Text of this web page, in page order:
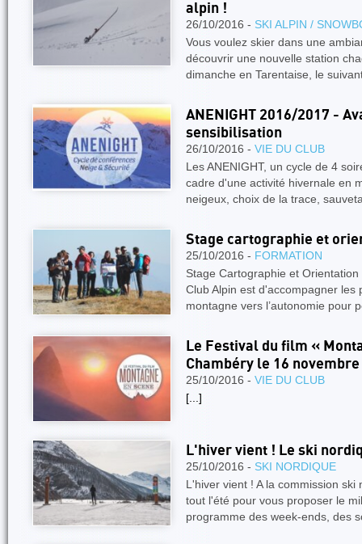
alpin !
26/10/2016 - SKI ALPIN /
Vous voulez skier dans une
découvrir une nouvelle station
dimanche en Tarentaise, le
ANENIGHT 2016/2017 -
sensibilisation
26/10/2016 - VIE DU CLUB
Les ANENIGHT, un cycle de 4
cadre d'une activité hivernale en
neigeux, choix de la trace,
Stage cartographie et
25/10/2016 - FORMATION
Stage Cartographie et
Club Alpin est d'accompagner les
montagne vers l’autonomie pour
Le Festival du film «
Chambéry le 16 novembre
25/10/2016 - VIE DU CLUB
[...]
L'hiver vient ! Le ski
25/10/2016 - SKI NORDIQUE
L'hiver vient ! A la commission
tout l'été pour vous proposer le
programme des week-ends, des